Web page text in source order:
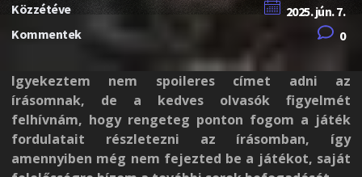
Közzétéve
2025. jún. 7.
Kommentek
0
Igyekeztem nem spoileres címet adni az
írásomnak, de a kedves olvasók figyelmét
felhívnám, hogy rengeteg ponton fogom a játék
fordulatait részletezni az írásomban, így
amennyiben még nem fejezted be a játékot, saját